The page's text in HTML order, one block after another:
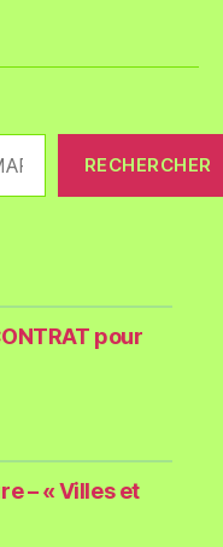
RECHERCHER
pour
– « Villes et